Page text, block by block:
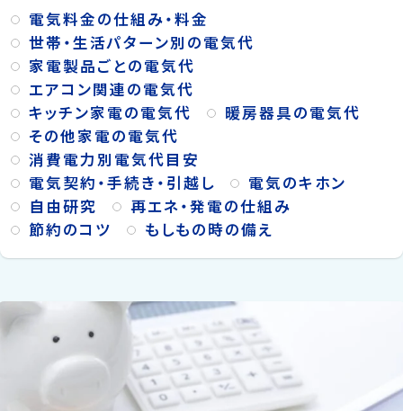
電気料金の仕組み・料金
世帯・生活パターン別の電気代
家電製品ごとの電気代
エアコン関連の電気代
キッチン家電の電気代
暖房器具の電気代
その他家電の電気代
消費電力別電気代目安
電気契約・手続き・引越し
電気のキホン
自由研究
再エネ・発電の仕組み
節約のコツ
もしもの時の備え